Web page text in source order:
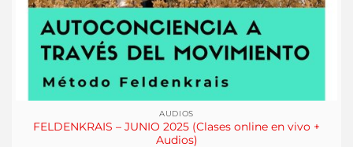
AUDIOS
FELDENKRAIS – JUNIO 2025 (Clases online en vivo +
Audios)